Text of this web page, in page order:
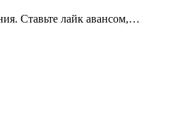
Ставьте лайк авансом,…